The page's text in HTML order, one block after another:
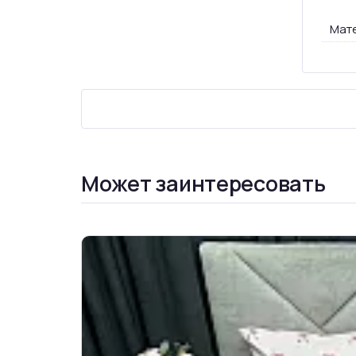
Может заинтересовать